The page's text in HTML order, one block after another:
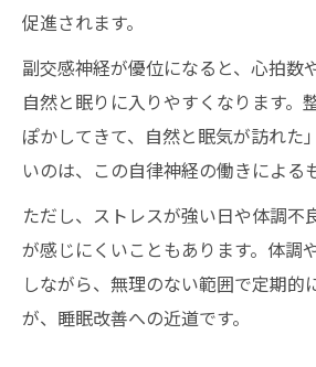
促進されます。
副交感神経が優位になると、心拍数
自然と眠りに入りやすくなります。
ぽかしてきて、自然と眠気が訪れた
いのは、この自律神経の働きによる
ただし、ストレスが強い日や体調不
が感じにくいこともあります。体調
しながら、無理のない範囲で定期的
が、睡眠改善への近道です。